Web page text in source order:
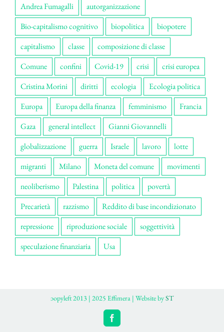
Andrea Fumagalli
autorganizzazione
Bio-capitalismo cognitivo
biopolitica
biopotere
capitalismo
classe
composizione di classe
Comune
confini Covid-19 crisi
crisi europea
Cristina Morini
diritti ecologia
Ecologia politica
Europa
Europa della finanza femminismo
Francia
Gaza
general intellect
Gianni Giovannelli
globalizzazione
guerra Israele lavoro
lotte
migranti
Milano Moneta del comune
movimenti
neoliberismo
Palestina politica
povertà
Precarietà
razzismo
Reddito di base incondizionato
repressione
riproduzione sociale
soggettività
speculazione finanziaria
Usa
ɔopyleft 2013 | 2025 Effimera | Website byST
Facebook